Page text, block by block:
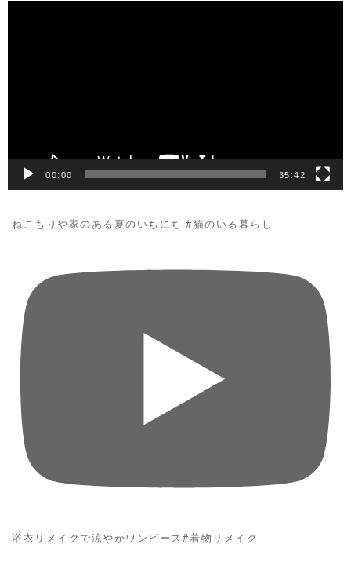
00:00 35:42
ねこもりや家のある夏のいちにち #猫のいる暮らし
浴衣リメイクで涼やかワンピース#着物リメイク